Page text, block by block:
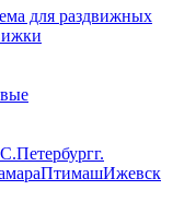
для раздвижных
г.
ПтимашИжевск